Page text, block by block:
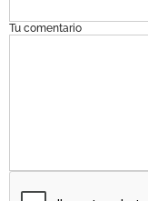
Tu comentario